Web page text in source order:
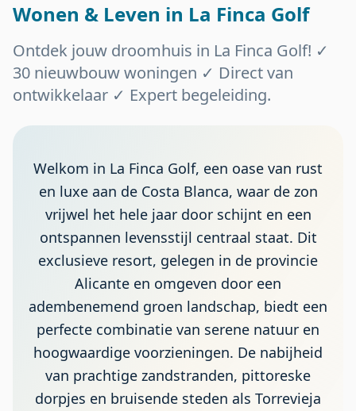
Wonen & Leven in La Finca Golf
Ontdek jouw droomhuis in La Finca Golf! ✓
30 nieuwbouw woningen ✓ Direct van
ontwikkelaar ✓ Expert begeleiding.
Welkom in La Finca Golf, een oase van rust
en luxe aan de Costa Blanca, waar de zon
vrijwel het hele jaar door schijnt en een
ontspannen levensstijl centraal staat. Dit
exclusieve resort, gelegen in de provincie
Alicante en omgeven door een
adembenemend groen landschap, biedt een
perfecte combinatie van serene natuur en
hoogwaardige voorzieningen. De nabijheid
van prachtige zandstranden, pittoreske
dorpjes en bruisende steden als Torrevieja